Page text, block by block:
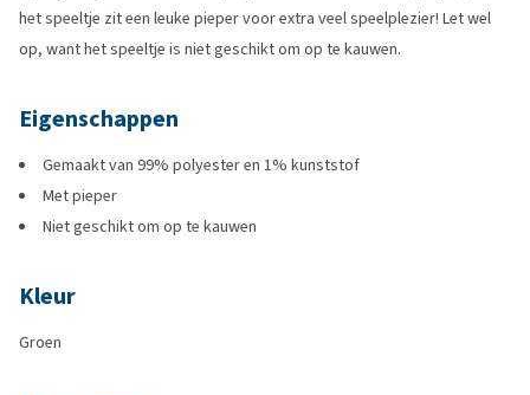
het speeltje zit een leuke pieper voor extra veel speelplezier! Let wel
op, want het speeltje is niet geschikt om op te kauwen.
Eigenschappen
Gemaakt van 99% polyester en 1% kunststof
Met pieper
Niet geschikt om op te kauwen
Kleur
Groen